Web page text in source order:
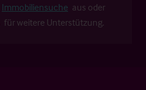
Immobiliensuche aus oder
für weitere Unterstützung.